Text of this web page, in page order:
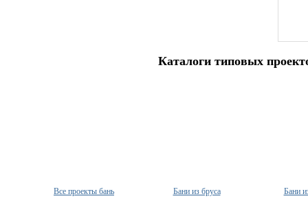
Каталоги типовых
Все проекты бань Бани из бруса Бани